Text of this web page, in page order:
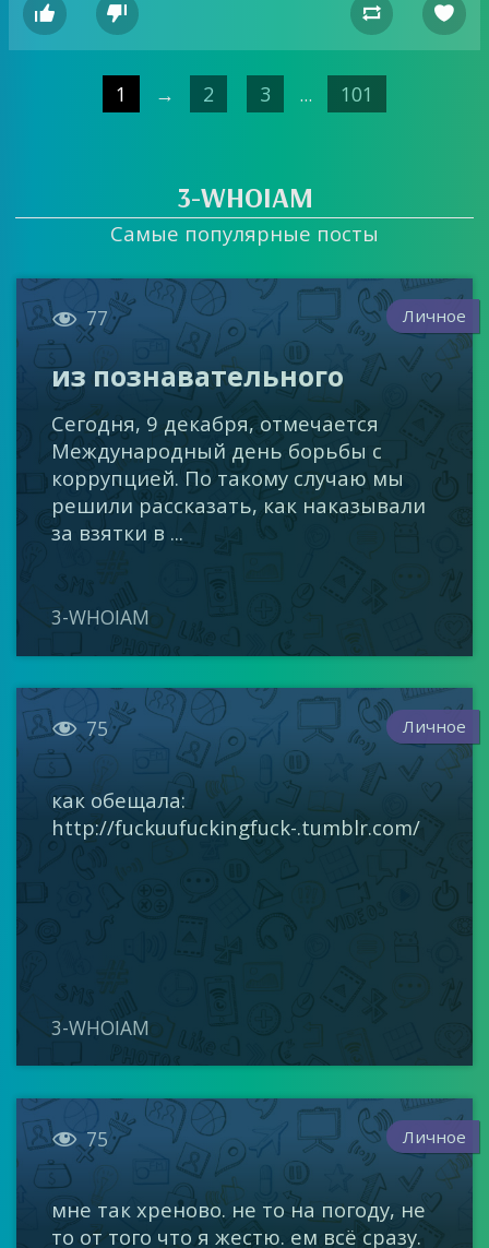
   
1 → 2 3 ... 101
3-WHOIAM
Самые популярные посты
 77 Личное
из познавательного
Сегодня, 9 декабря, отмечается
Международный день борьбы с
коррупцией. По такому случаю мы
решили рассказать, как наказывали
за взятки в ...
3-WHOIAM
 75 Личное
как обещала:
http://fuckuufuckingfuck-.tumblr.com/
3-WHOIAM
 75 Личное
мне так хреново. не то на погоду, не
то от того что я жестю. ем всё сразу.